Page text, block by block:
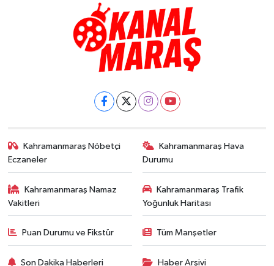
Kahramanmaraş Nöbetçi
Eczaneler
Kahramanmaraş Hava
Durumu
Kahramanmaraş Namaz
Vakitleri
Kahramanmaraş Trafik
Yoğunluk Haritası
Puan Durumu ve Fikstür Tüm Manşetler
Son Dakika Haberleri Haber Arşivi